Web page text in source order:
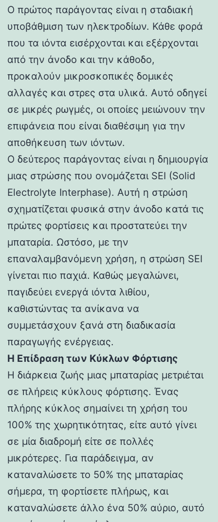
Ο πρώτος παράγοντας είναι η σταδιακή
υποβάθμιση των ηλεκτροδίων. Κάθε φορά
που τα ιόντα εισέρχονται και εξέρχονται
από την άνοδο και την κάθοδο,
προκαλούν μικροσκοπικές δομικές
αλλαγές και στρες στα υλικά. Αυτό οδηγεί
σε μικρές ρωγμές, οι οποίες μειώνουν την
επιφάνεια που είναι διαθέσιμη για την
αποθήκευση των ιόντων.
Ο δεύτερος παράγοντας είναι η δημιουργία
μιας στρώσης που ονομάζεται SEI (Solid
Electrolyte Interphase). Αυτή η στρώση
σχηματίζεται φυσικά στην άνοδο κατά τις
πρώτες φορτίσεις και προστατεύει την
μπαταρία. Ωστόσο, με την
επαναλαμβανόμενη χρήση, η στρώση SEI
γίνεται πιο παχιά. Καθώς μεγαλώνει,
παγιδεύει ενεργά ιόντα λιθίου,
καθιστώντας τα ανίκανα να
συμμετάσχουν ξανά στη διαδικασία
παραγωγής ενέργειας.
Η Επίδραση των Κύκλων Φόρτισης
Η διάρκεια ζωής μιας μπαταρίας μετριέται
σε πλήρεις κύκλους φόρτισης. Ένας
πλήρης κύκλος σημαίνει τη χρήση του
100% της χωρητικότητας, είτε αυτό γίνει
σε μία διαδρομή είτε σε πολλές
μικρότερες. Για παράδειγμα, αν
καταναλώσετε το 50% της μπαταρίας
σήμερα, τη φορτίσετε πλήρως, και
καταναλώσετε άλλο ένα 50% αύριο, αυτό